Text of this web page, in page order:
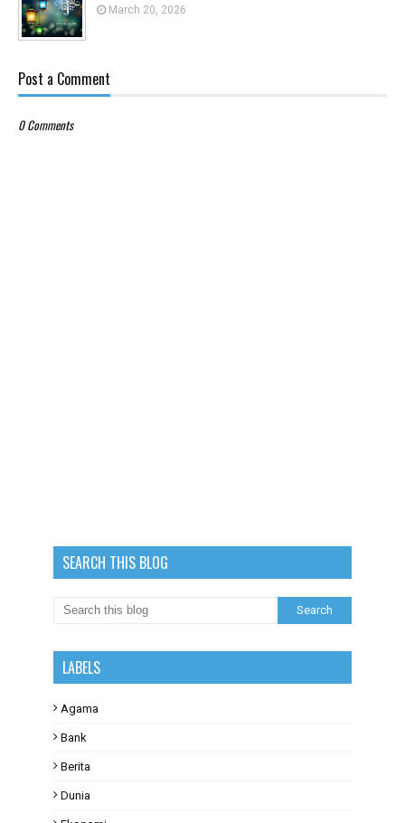
March 20, 2026
Post a Comment
0 Comments
SEARCH THIS BLOG
LABELS
Agama
Bank
Berita
Dunia